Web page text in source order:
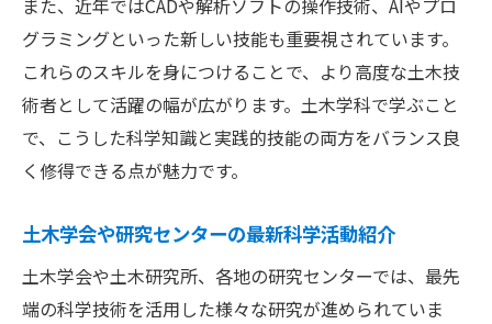
また、近年ではCADや解析ソフトの操作技術、AIやプロ
グラミングといった新しい技能も重要視されています。
これらのスキルを身につけることで、より高度な土木技
術者として活躍の幅が広がります。土木学科で学ぶこと
で、こうした科学知識と実践的技能の両方をバランス良
く修得できる点が魅力です。
土木学会や研究センターの最新科学活動紹介
土木学会や土木研究所、各地の研究センターでは、最先
端の科学技術を活用した様々な研究が進められていま